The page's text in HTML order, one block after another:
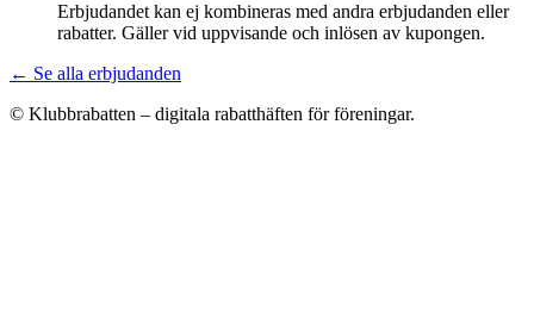
Erbjudandet kan ej kombineras med andra erbjudanden eller
rabatter. Gäller vid uppvisande och inlösen av kupongen.
← Se alla erbjudanden
© Klubbrabatten – digitala rabatthäften för föreningar.